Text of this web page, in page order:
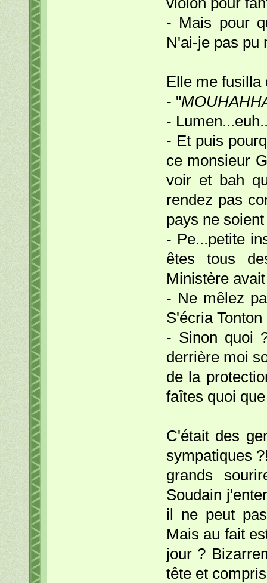
- Mais pour
N'ai-je pas pu
Elle me fusilla
- "
-
- Et puis
ce monsieur
voir et bah
rendez pas
pays ne
- Pe...petite
êtes tous
Ministère
- Ne mêlez
S'écria
- Sinon quoi
derrière moi
de la
faîtes quoi
C'était des
sympatiques
grands
Soudain
il ne peut
Mais au fait
jour ?
tête et